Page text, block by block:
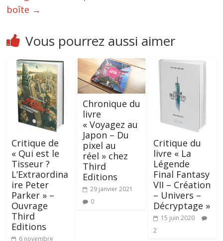
boîte →
Vous pourrez aussi aimer
Critique de
« Qui est le
Tisseur ?
L’Extraordina
ire Peter
Parker » –
Ouvrage
Third
Editions
6 novembre
Chronique du
livre
« Voyagez au
Japon – Du
pixel au
réel » chez
Third
Editions
29 janvier 2021
0
Critique du
livre « La
Légende
Final Fantasy
VII – Création
– Univers –
Décryptage »
15 juin 2020
2